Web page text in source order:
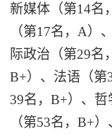
新媒体（第14名
（第17名，A）
际政治（第29名
B+）、法语（第
39名，B+）、
（第53名，B+